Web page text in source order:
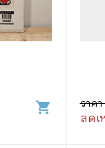
shopping_cart ราคา
ลดเ